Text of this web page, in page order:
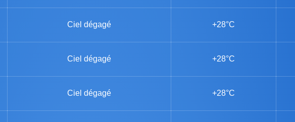
Ciel dégagé +28°C
Ciel dégagé +28°C
Ciel dégagé +28°C